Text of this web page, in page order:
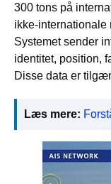
300 tons på
ikke-internationale
Systemet sender
identitet, position,
Disse data er
Læs mere: